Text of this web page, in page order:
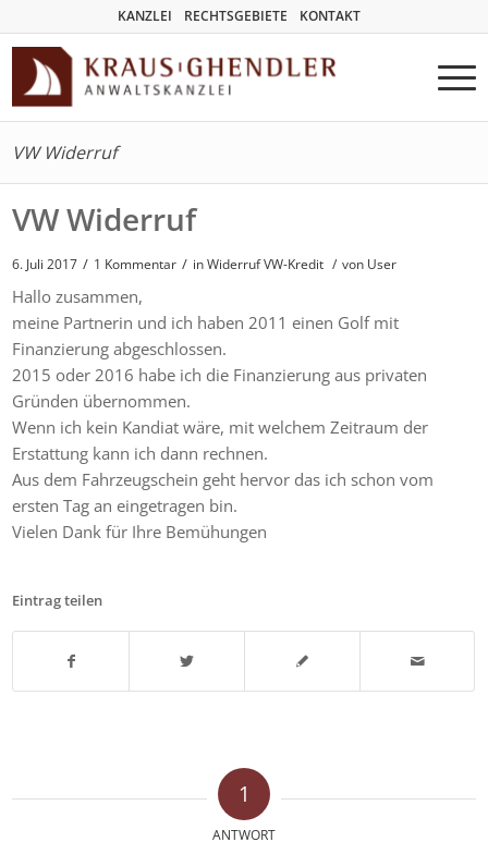
KANZLEI RECHTSGEBIETE KONTAKT
VW Widerruf
VW Widerruf
6. Juli 2017 / 1 Kommentar / inWiderruf VW-Kredit / von User
Hallo zusammen,
meine Partnerin und ich haben 2011 einen Golf mit
Finanzierung abgeschlossen.
2015 oder 2016 habe ich die Finanzierung aus privaten
Gründen übernommen.
Wenn ich kein Kandiat wäre, mit welchem Zeitraum der
Erstattung kann ich dann rechnen.
Aus dem Fahrzeugschein geht hervor das ich schon vom
ersten Tag an eingetragen bin.
Vielen Dank für Ihre Bemühungen
Eintrag teilen
1
ANTWORT